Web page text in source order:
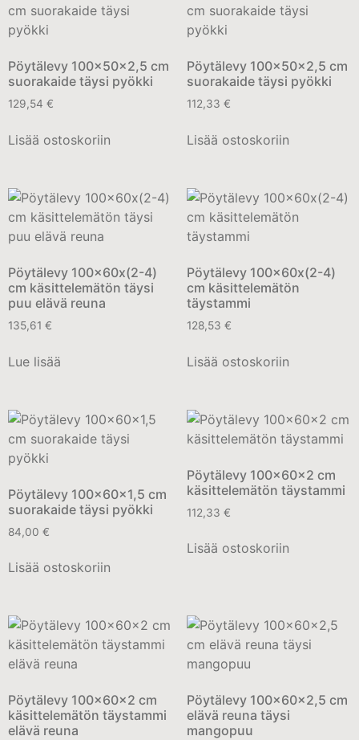
Pöytälevy 100x50x2,5 cm
suorakaide täysi pyökki
129,54 €
Lisää ostoskoriin
Pöytälevy 100x50x2,5 cm
suorakaide täysi pyökki
112,33 €
Lisää ostoskoriin
Pöytälevy 100x60x(2-4)
cm käsittelemätön täysi
puu elävä reuna
135,61 €
Lue lisää
Pöytälevy 100x60x(2-4)
cm käsittelemätön
täystammi
128,53 €
Lisää ostoskoriin
Pöytälevy 100x60x1,5 cm
suorakaide täysi pyökki
84,00 €
Lisää ostoskoriin
Pöytälevy 100x60x2 cm
käsittelemätön täystammi
112,33 €
Lisää ostoskoriin
Pöytälevy 100x60x2 cm
käsittelemätön täystammi
elävä reuna
Pöytälevy 100x60x2,5 cm
elävä reuna täysi
mangopuu